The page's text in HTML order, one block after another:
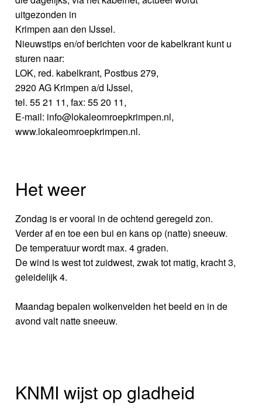
uitgezonden in
Krimpen aan den IJssel.
Nieuwstips en/of berichten voor de kabelkrant kunt u
sturen naar:
LOK, red. kabelkrant, Postbus 279,
2920 AG Krimpen a/d IJssel,
tel. 55 21 11, fax: 55 20 11,
E-mail: info@lokaleomroepkrimpen.nl,
www.lokaleomroepkrimpen.nl.
Het weer
Zondag is er vooral in de ochtend geregeld zon.
Verder af en toe een bui en kans op (natte) sneeuw.
De temperatuur wordt max. 4 graden.
De wind is west tot zuidwest, zwak tot matig, kracht 3,
geleidelijk 4.
Maandag bepalen wolkenvelden het beeld en in de
avond valt natte sneeuw.
KNMI wijst op gladheid